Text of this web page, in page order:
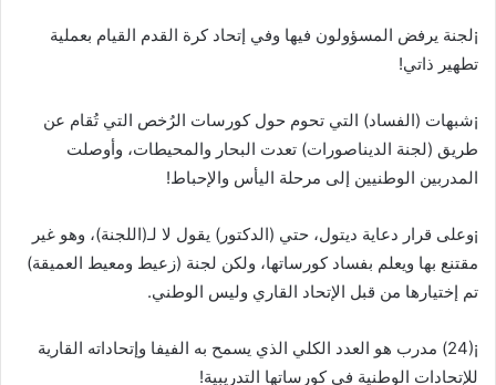
¡لجنة يرفض المسؤولون فيها وفي إتحاد كرة القدم القيام بعملية
تطهير ذاتي!
¡شبهات (الفساد) التي تحوم حول كورسات الرُخص التي تُقام عن
طريق (لجنة الديناصورات) تعدت البحار والمحيطات، وأوصلت
المدربين الوطنيين إلى مرحلة اليأس والإحباط!
¡وعلى قرار دعاية ديتول، حتي (الدكتور) يقول لا لـ(اللجنة)، وهو غير
مقتنع بها ويعلم بفساد كورساتها، ولكن لجنة (زعيط ومعيط العميقة)
تم إختيارها من قبل الإتحاد القاري وليس الوطني.
¡(24) مدرب هو العدد الكلي الذي يسمح به الفيفا وإتحاداته القارية
للإتحادات الوطنية في كورساتها التدريبية!